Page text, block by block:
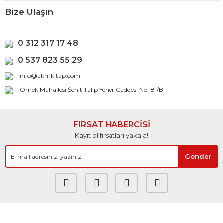
Bize Ulaşın
0 312 317 17 48
0 537 823 55 29
info@akmkitap.com
Örnek Mahallesi Şehit Talip Yener Caddesi No:181/B
FIRSAT HABERCİSİ
Kayıt ol fırsatları yakala!
Gönder